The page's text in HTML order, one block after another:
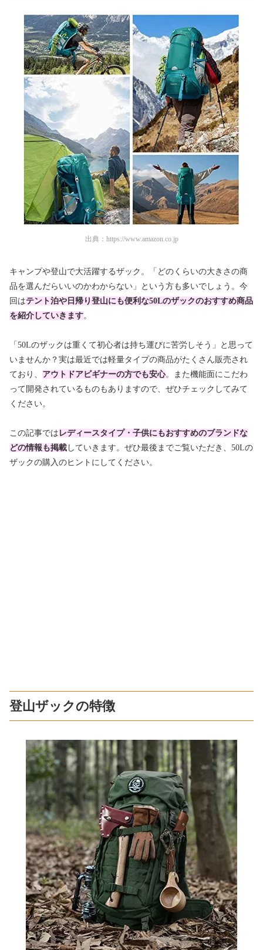
出典： https://www.amazon.co.jp
キャンプや登山で大活躍するザック。「どのくらいの大きさの商
品を選んだらいいのかわからない」という方も多いでしょう。今
回はテント泊や日帰り登山にも便利な50Lのザックのおすすめ商品
を紹介していきます。
「50Lのザックは重くて初心者は持ち運びに苦労しそう」と思って
いませんか？実は最近では軽量タイプの商品がたくさん販売され
ており、 アウトドアビギナーの方でも安心。また機能面にこだわ
って開発されているものもありますので、ぜひチェックしてみて
ください。
この記事では レディースタイプ・子供にもおすすめのブランドな
どの情報も掲載 していきます。ぜひ最後までご覧いただき、50Lの
ザックの購入のヒントにしてください。
登山ザックの特徴